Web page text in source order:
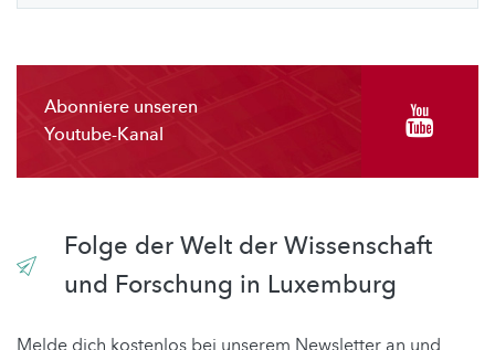
Abonniere unseren
Youtube-Kanal
Folge der Welt der Wissenschaft
und Forschung in Luxemburg